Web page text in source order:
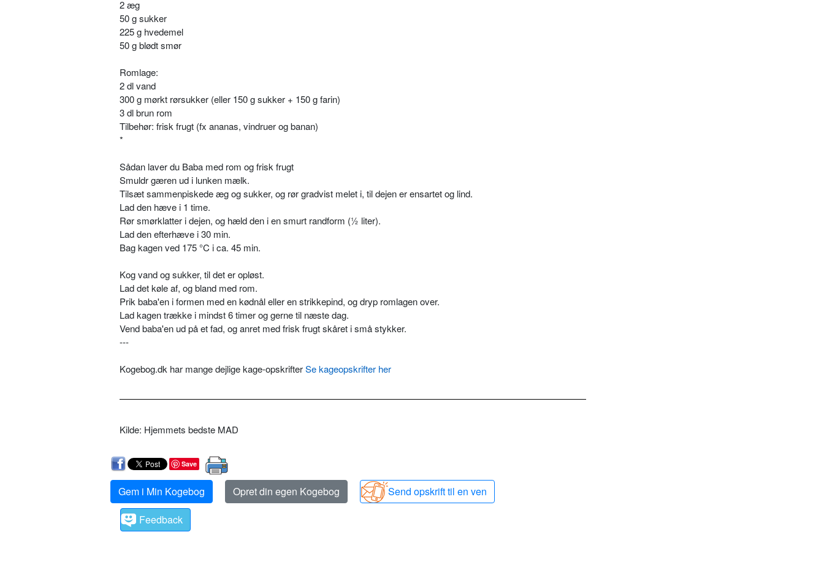
2 æg
50 g sukker
225 g hvedemel
50 g blødt smør
Romlage:
2 dl vand
300 g mørkt rørsukker (eller 150 g sukker + 150 g farin)
3 dl brun rom
Tilbehør: frisk frugt (fx ananas, vindruer og banan)
*
Sådan laver du Baba med rom og frisk frugt
Smuldr gæren ud i lunken mælk.
Tilsæt sammenpiskede æg og sukker, og rør gradvist melet i, til dejen er ensartet og lind.
Lad den hæve i 1 time.
Rør smørklatter i dejen, og hæld den i en smurt randform (½ liter).
Lad den efterhæve i 30 min.
Bag kagen ved 175 °C i ca. 45 min.
Kog vand og sukker, til det er opløst.
Lad det køle af, og bland med rom.
Prik baba'en i formen med en kødnål eller en strikkepind, og dryp romlagen over.
Lad kagen trække i mindst 6 timer og gerne til næste dag.
Vend baba'en ud på et fad, og anret med frisk frugt skåret i små stykker.
---
Kogebog.dk har mange dejlige kage-opskrifterSe kageopskrifter her
Kilde: Hjemmets bedste MAD
Save
Gem i Min Kogebog Opret din egen Kogebog
Send opskrift til en ven
Feedback